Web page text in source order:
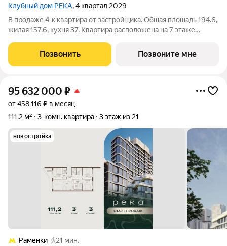
Клубный дом РЕКА, 4 квартал 2029
В продаже 4-к квартира от застройщика. Общая площадь 194.6,
жилая 157.6, кухня 37. Квартира расположена на 7 этаже
кв. 2029 года. Высота потолка до 3.65 метра в квартирах и до
4,5 м в
Позвонить Позвоните мне
95 632 000 ₽
от 458 116 ₽ в месяц
111,2 м²
3-комн. квартира 3 этаж из 21
новостройка
Раменки
21 мин.